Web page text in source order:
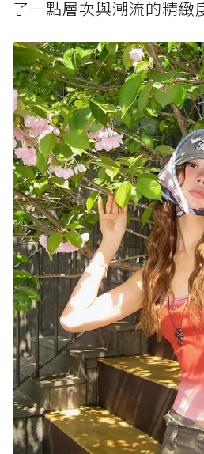
了一點層次與潮流的精緻